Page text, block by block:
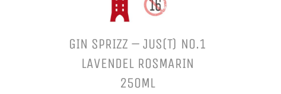
GIN SPRIZZ – JUS(T) NO.1
LAVENDEL ROSMARIN
250ML